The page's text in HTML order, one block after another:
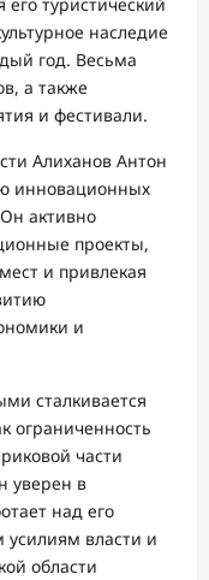
наследие
год. Весьма
а также
и фестивали.
Алиханов Антон
инновационных
активно
проекты,
и привлекая
и
сталкивается
ограниченность
части
уверен в
над его
власти и
области